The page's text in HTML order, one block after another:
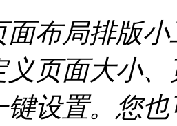
面布局排版
义页面大小
键设置。您